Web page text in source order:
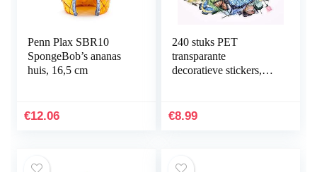
Penn Plax SBR10
SpongeBob’s ananas
huis, 16,5 cm
€12.06
240 stuks PET
transparante
decoratieve stickers,
voor DIY journaling
€8.99